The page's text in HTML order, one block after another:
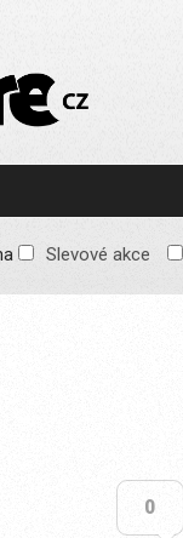
e-
Slevové akce
0